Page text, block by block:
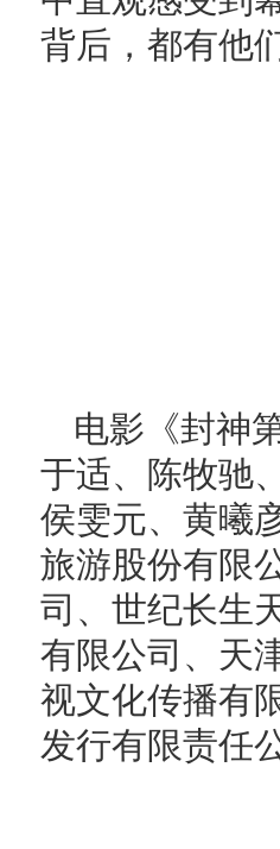
背后，都有他
电影《封神
于适、陈牧驰
侯雯元、黄曦
旅游股份有限
司、世纪长生
有限公司、天
视文化传播有
发行有限责任